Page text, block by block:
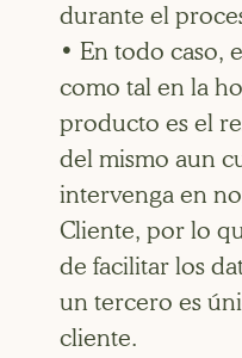
durante el
• En todo caso,
como tal en la
producto es el
del mismo aun
intervenga en
Cliente, por lo
de facilitar los
un tercero es
cliente.